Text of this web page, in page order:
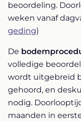
beoordeling.
weken vanaf
geding)
De
volledige
wordt uitgebreid
gehoord, en
nodig.
maanden in